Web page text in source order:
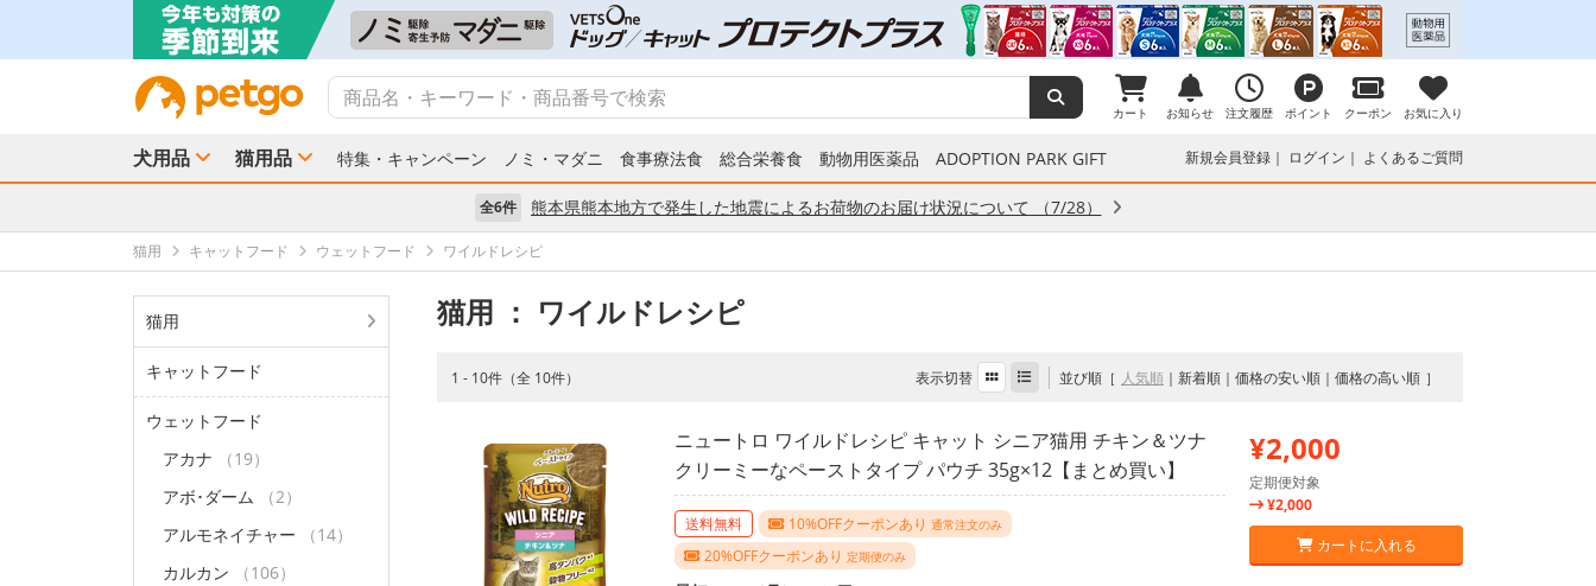
カート お知らせ 注文履歴 ポイント クーポン お気に入り
犬用品 猫用品 特集・キャンペーン ノミ・マダニ 食事療法食 総合栄養食 動物用医薬品 ADOPTION PARK GIFT 新規会員登録 ログイン よくあるご質問
全6件 熊本県熊本地方で発生した地震によるお荷物のお届け状況について （7/28）
猫用 キャットフード ウェットフード ワイルドレシピ
猫用
キャットフード
ウェットフード
アカナ
（19）
アボ･ダーム
（2）
アルモネイチャー
（14）
カルカン
（106）
猫用 ： ワイルドレシピ
1 - 10件（全 10件） 表示切替 並び順 人気順 新着順 価格の安い順 価格の高い順
ニュートロ ワイルドレシピ キャット シニア猫用 チキン＆ツナ
クリーミーなペーストタイプ パウチ 35g×12【まとめ買い】
送料無料 10%OFFクーポンあり 通常注文のみ
20%OFFクーポンあり 定期便のみ
¥2,000
定期便対象
¥2,000
カートに入れる